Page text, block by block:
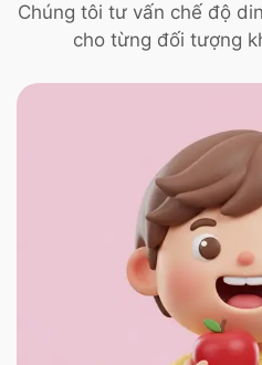
Chúng tôi tư vấn chế độ
cho từng đối tượng